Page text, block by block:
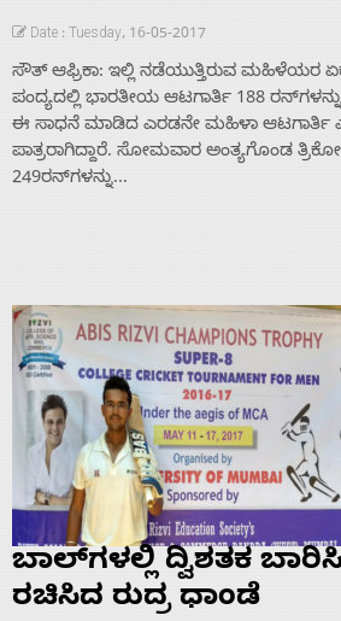
Date : Tuesday, 16-05-2017
ಸೌತ್ ಆಫ್ರಿಕಾ: ಇಲ್ಲಿ ನಡೆಯುತ್ತಿರುವ ಮಹಿಳೆಯರ
ಪಂದ್ಯದಲ್ಲಿ ಭಾರತೀಯ ಆಟಗಾರ್ತಿ 188
ಈ ಸಾಧನೆ ಮಾಡಿದ ಎರಡನೇ ಮಹಿಳಾ ಆಟಗಾರ್ತಿ
ಪಾತ್ರರಾಗಿದ್ದಾರೆ. ಸೋಮವಾರ ಅಂತ್ಯಗೊಂಡ
249ರನ್‌ಗಳನ್ನು...
ಬಾಲ್‌ಗಳಲ್ಲಿ ದ್ವಿಶತಕ
ರಚಿಸಿದ ರುದ್ರ ಧಾಂಡೆ